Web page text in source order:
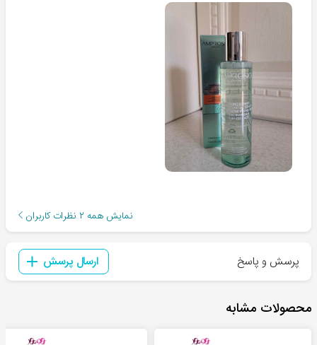
نمایش همه ۲ نظرات کاربران
پرسش و پاسخ ارسال پرسش
محصولات مشابه